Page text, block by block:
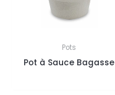
Pots
Pot à Sauce Bagasse